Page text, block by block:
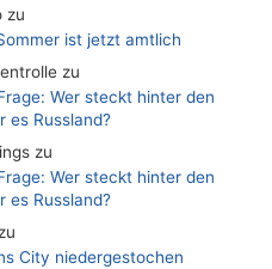
zu
ist jetzt amtlich
zu
Wer steckt hinter den
es Russland?
zu
Wer steckt hinter den
es Russland?
City niedergestochen